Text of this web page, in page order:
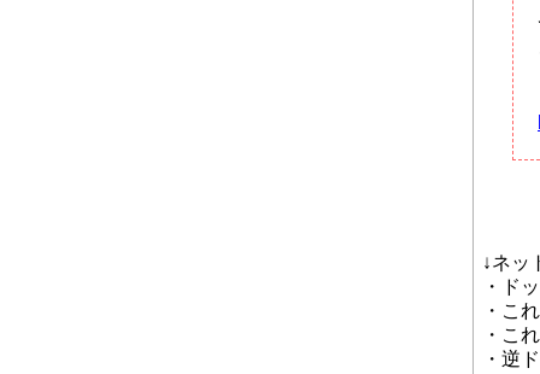
↓ネッ
・ド
・こ
・こ
・逆